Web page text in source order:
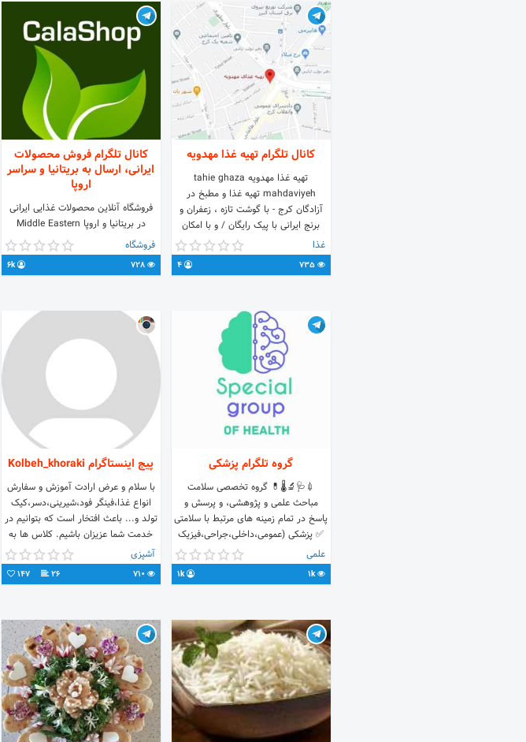
کانال تلگرام تهیه غذا مهدویه
تهیه غذا مهدویه tahie ghaza
mahdaviyeh تهیه غذا و مطبخ در
آزادگان کرج - با گوشت تازه ، زعفران و
برنج ایرانی با پیک رایگان / و با امکان
خرید از اسنپ فود پذیرش سفارش
غذاهای ایرانی با کیفیت دلخواه برای
مراسم و مهمانی شما ● تلفن :
از پارکینگ یادمان - جنب مسجد مهدویه
● وبسایت و منوی غذا : mahdaviyeh.ir
● دریافت کارت ویزیت الکترونیک با
ارسال پیامک * به شماره
50001040590680
غذا
735
4
کانال تلگرام فروش محصولات
ایرانی، ارسال به بریتانیا و سراسر
اروپا
فروشگاه آنلاین محصولات غذایی ایرانی
در بریتانیا و اروپا Middle Eastern
Food Products Online Store
(Delivery to the UK & Europe)
www.CalaShop.net
فروشگاه
728
6k
گروه تلگرام پزشکی
💉🩺🔬🌡💊 گروه تخصصی سلامت
مباحث علمی و پژوهشی، و پرسش و
پاسخ در تمام زمینه های مرتبط با سلامتی
✅ پزشکی (عمومی،داخلی،جراحی،فیزیک
پزشکی ،تصویر برادری پزشکی) ✅ علوم
آزمایشگاهی ✅ روان شناسی و روان
پزشکی ✅ داروسازی ✅ بیوشیمی ✅
✅کاردیولوژیست ✅ دندانپزشکی ✅زنان و
زایمان @Specialgroupofhealth
علمی
1k
1k
پیج اینستاگرام Kolbeh_khoraki
با سلام و عرض ارادت آموزش و سفارش
انواع غذا،فینگر فود،شیرینی،دسر،کیک
تولد و... باعث افتخار است که بتوانیم در
خدمت شما عزیزان باشیم. کلاس ها به
صورت آنلاین بدون حضور در کلاس صد
در صد تضمینی با گروه رفع اشکال
میباشد با نازلترین قیمت🌹🌹 مربی خانم
عزیزان است❤️❤️ کانال ما در تلگرام
@kolbeh_khoraki
آشپزی
710
26
147